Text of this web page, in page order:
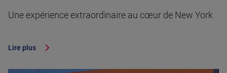
Une expérience extraordinaire au cœur de New York
Lire plus